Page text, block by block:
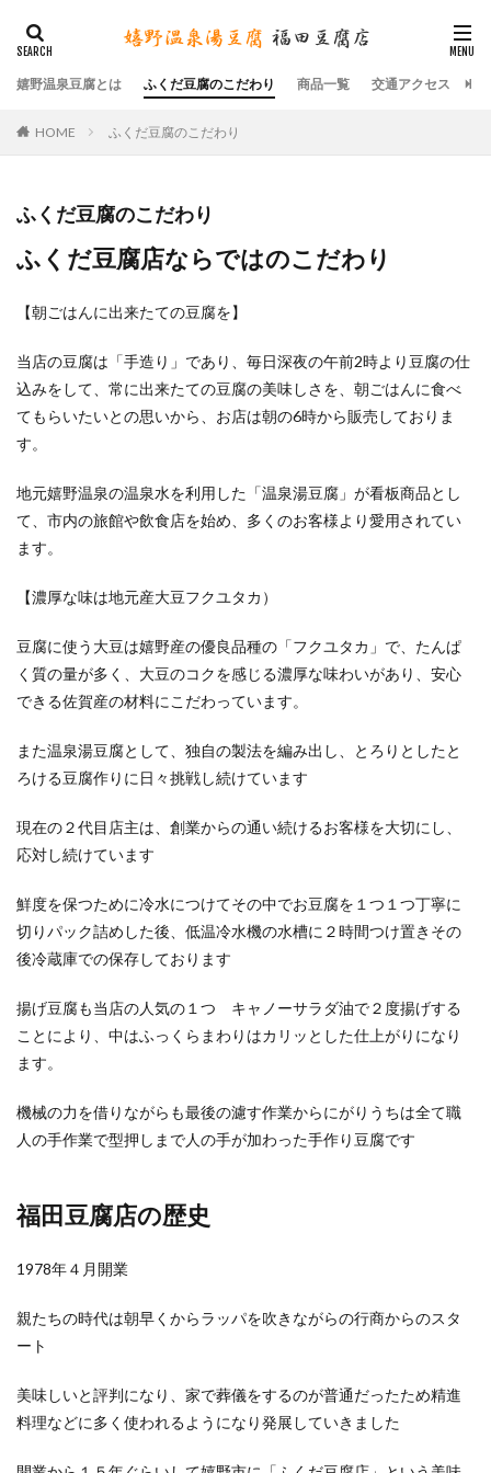
嬉野温泉豆腐とは ふくだ豆腐のこだわり 商品一覧 交通アクセス
HOME ふくだ豆腐のこだわり
ふくだ豆腐のこだわり
ふくだ豆腐店ならではのこだわり
【朝ごはんに出来たての豆腐を】
当店の豆腐は「手造り」であり、毎日深夜の午前2時より豆腐の仕
込みをして、常に出来たての豆腐の美味しさを、朝ごはんに食べ
てもらいたいとの思いから、お店は朝の6時から販売しておりま
す。
地元嬉野温泉の温泉水を利用した「温泉湯豆腐」が看板商品とし
て、市内の旅館や飲食店を始め、多くのお客様より愛用されてい
ます。
【濃厚な味は地元産大豆フクユタカ）
豆腐に使う大豆は嬉野産の優良品種の「フクユタカ」で、たんぱ
く質の量が多く、大豆のコクを感じる濃厚な味わいがあり、安心
できる佐賀産の材料にこだわっています。
また温泉湯豆腐として、独自の製法を編み出し、とろりとしたと
ろける豆腐作りに日々挑戦し続けています
現在の２代目店主は、創業からの通い続けるお客様を大切にし、
応対し続けています
鮮度を保つために冷水につけてその中でお豆腐を１つ１つ丁寧に
切りパック詰めした後、低温冷水機の水槽に２時間つけ置きその
後冷蔵庫での保存しております
揚げ豆腐も当店の人気の１つ キャノーサラダ油で２度揚げする
ことにより、中はふっくらまわりはカリッとした仕上がりになり
ます。
機械の力を借りながらも最後の濾す作業からにがりうちは全て職
人の手作業で型押しまで人の手が加わった手作り豆腐です
福田豆腐店の歴史
1978年４月開業
親たちの時代は朝早くからラッパを吹きながらの行商からのスタ
ート
美味しいと評判になり、家で葬儀をするのが普通だったため精進
料理などに多く使われるようになり発展していきました